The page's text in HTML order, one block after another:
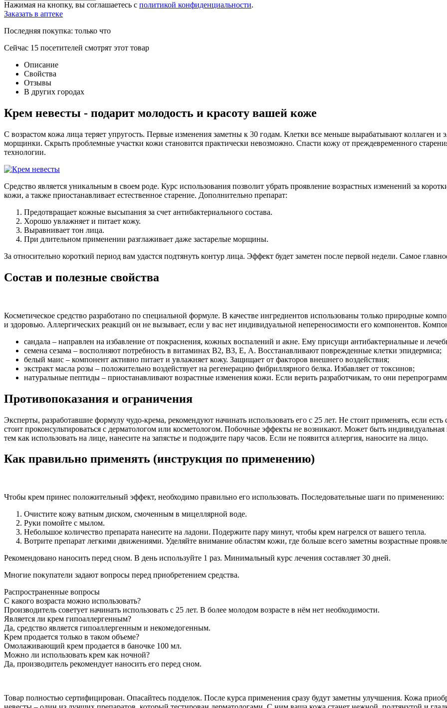
Нажимая на кнопку, вы соглашаетесь с политикой конфиденциальности.
Заказать в аптеке
Последняя покупка: только что
Сейчас 15 посетителей смотрят этот товар
Описание
Свойства
Отзывы
В других городах
Крем невесты - подарит молодость и красоту вашей коже
С возрастом кожа лица теряет упругость. Первые изменения заметны к 30 годам. Клетки все меньше вырабатывают коллаген и
морщинки. Скрыть проблемные участки кожи становится практически невозможно. Спасти кожу от преждевременного
технологии.
Средство является уникальным в своем роде. Курс использования позволит убрать проявление возрастных изменений за
кожи, а также приостанавливает естественное старение. Дополнительно препарат:
Предотвращает кожные высыпания за счет антибактериального состава.
Хорошо увлажняет и питает кожу.
Выравнивает тон лица.
При длительном применении разглаживает даже застарелые морщины.
За относительно короткий период вам удастся подтянуть контур лица. Эффект будет заметен после первой недели. Самое
Состав и полезные свойства
Косметическое средство разработано по специальной формуле. В качестве ингредиентов использованы только природные
и здоровью. Аллергических реакций он не вызывает, если у вас нет индивидуальной непереносимости его компонентов.
сандала – направлен на избавление от покраснения, кожных воспалений и акне. Ему присущи антибактериальные и
семена сезама – восполняют потребность в витаминах В2, В3, Е, А. Восстанавливают поврежденные клетки эпидермиса;
белый маис – компонент активно питает и увлажняет кожу. Защищает от факторов внешнего воздействия;
экстракт масла розы – положительно воздействует на регенерацию фибриллярного белка. Избавляет от токсинов;
натуральные пептиды – приостанавливают возрастные изменения кожи. Если верить разработчикам, то они
Противопоказания и ограничения
Эксперты, разработавшие формулу чудо-крема, рекомендуют начинать использовать его с 25 лет. Не стоит применять, если
стоит проконсультироваться с дерматологом или косметологом. Побочные эффекты не возникают. Может быть
тем как использовать на лице, нанесите на запястье и подождите пару часов. Если не появится аллергия, наносите на лицо.
Как правильно применять (инструкция по применению)
Чтобы крем принес положительный эффект, необходимо правильно его использовать. Последовательные шаги по применению:
Очистите кожу ватным диском, смоченным в мицеллярной воде.
Руки помойте с мылом.
Небольшое количество препарата нанесите на ладони. Подержите пару минут, чтобы крем нагрелся от вашего тепла.
Вотрите препарат легкими движениями. Уделяйте внимание областям кожи, где больше всего заметны возрастные
Рекомендовано наносить перед сном. В день используйте 1 раз. Минимальный курс лечения составляет 30 дней.
Многие покупатели задают вопросы перед приобретением средства.
Распространенные вопросы
С какого возраста можно использовать?
Производитель советует начинать использовать с 25 лет. В более молодом возрасте в нём нет необходимости.
Является ли крем гипоаллергенным?
Да, средство является гипоаллергенным и некомедогенным.
Крем продается только в таком объеме?
Омолаживающий крем продается в баночке 100 мл.
Можно ли использовать крем как ночной?
Да, производитель рекомендует наносить его перед сном.
Товар полностью сертифицирован. Опасайтесь подделок. После курса применения сразу будут заметны улучшения. Кожа